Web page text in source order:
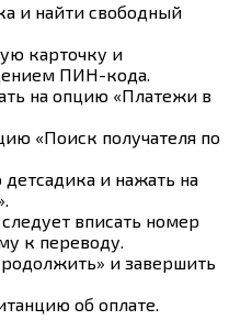
и найти свободный
карточку и
ПИН-кода.
на опцию «Платежи в
«Поиск получателя по
и нажать на
вписать номер
к переводу.
и завершить
об оплате.